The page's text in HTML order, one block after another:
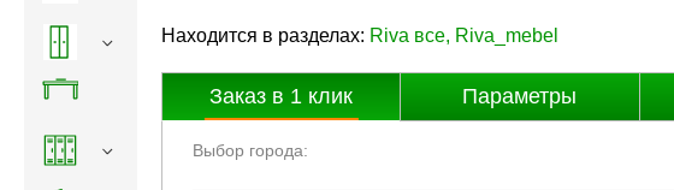
Находится в разделах: Riva все, Riva_mebel
Заказ в 1 клик Параметры
Выбор города: